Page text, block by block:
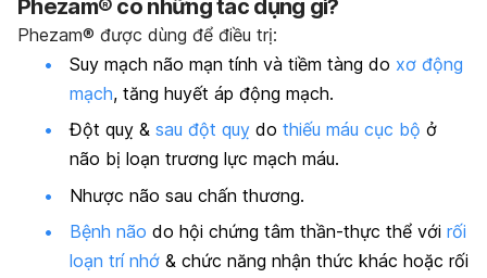
Phezam® có những tác dụng gì?
Phezam® được dùng để điều trị:
Suy mạch não mạn tính và tiềm tàng do xơ động
mạch, tăng huyết áp động mạch.
Đột quỵ & sau đột quỵ do thiếu máu cục bộ ở
não bị loạn trương lực mạch máu.
Nhược não sau chấn thương.
Bệnh não do hội chứng tâm thần-thực thể với rối
loạn trí nhớ & chức năng nhận thức khác hoặc rối